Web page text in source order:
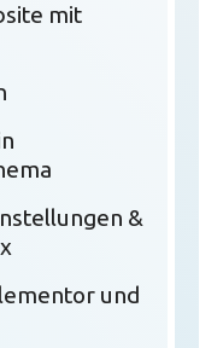
mit
&
und